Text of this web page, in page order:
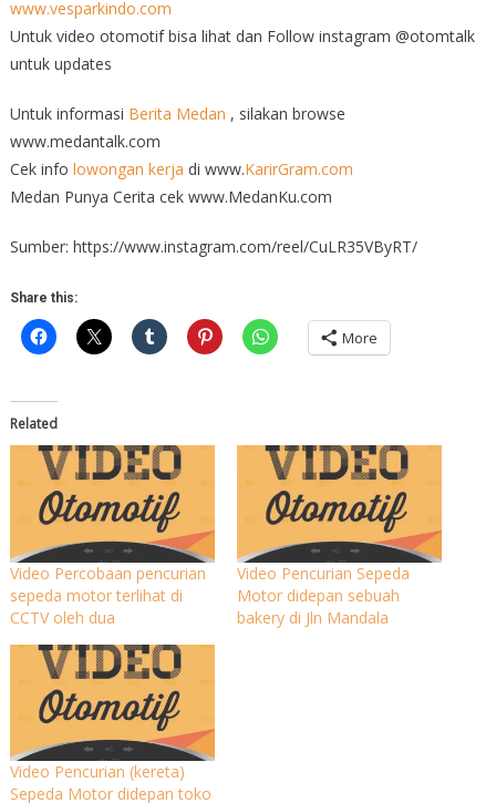
www.vesparkindo.com
Untuk video otomotif bisa lihat dan Follow instagram @otomtalk
untuk updates
Untuk informasi Berita Medan , silakan browse
www.medantalk.com
Cek info lowongan kerja di www.KarirGram.com
Medan Punya Cerita cek www.MedanKu.com
Sumber: https://www.instagram.com/reel/CuLR35VByRT/
Share this:
More
Related
Video Percobaan pencurian
sepeda motor terlihat di
CCTV oleh dua
Video Pencurian Sepeda
Motor didepan sebuah
bakery di Jln Mandala
Video Pencurian (kereta)
Sepeda Motor didepan toko